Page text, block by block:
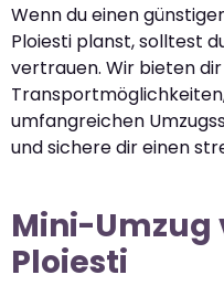
Wenn du einen
Ploiesti planst, solltest
vertrauen. Wir bieten
umfangreichen
und sichere dir einen
Mini-Umzug
Ploiesti